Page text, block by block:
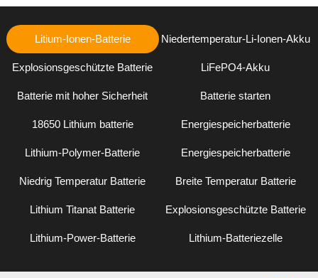
Litium-Ionen-Batterie Niedertemperatur-Li-Ionen-Akku
Explosionsgeschützte Batterie LiFePO4-Akku
Batterie mit hoher Sicherheit Batterie starten
18650 Lithium batterie Energiespeicherbatterie
Lithium-Polymer-Batterie Energiespeicherbatterie
Niedrig Temperatur Batterie Breite Temperatur Batterie
Lithium Titanat Batterie Explosionsgeschützte Batterie
Lithium-Power-Batterie Lithium-Batteriezelle